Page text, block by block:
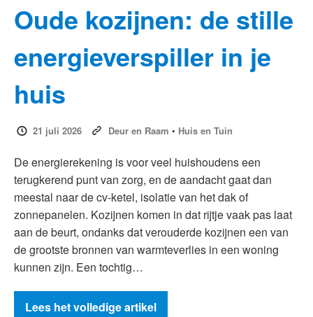
Oude kozijnen: de stille
energieverspiller in je
huis
21 juli 2026 Deur en Raam • Huis en Tuin
De energierekening is voor veel huishoudens een
terugkerend punt van zorg, en de aandacht gaat dan
meestal naar de cv-ketel, isolatie van het dak of
zonnepanelen. Kozijnen komen in dat rijtje vaak pas laat
aan de beurt, ondanks dat verouderde kozijnen een van
de grootste bronnen van warmteverlies in een woning
kunnen zijn. Een tochtig…
Lees het volledige artikel